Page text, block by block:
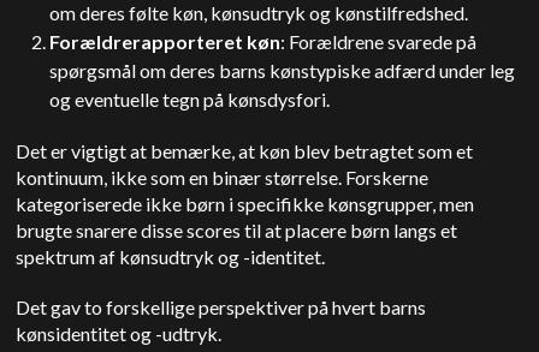
om deres følte køn, kønsudtryk og kønstilfredshed.
Forældrerapporteret køn: Forældrene svarede på
spørgsmål om deres barns kønstypiske adfærd under leg
og eventuelle tegn på kønsdysfori.
Det er vigtigt at bemærke, at køn blev betragtet som et
kontinuum, ikke som en binær størrelse. Forskerne
kategoriserede ikke børn i specifikke kønsgrupper, men
brugte snarere disse scores til at placere børn langs et
spektrum af kønsudtryk og -identitet.
Det gav to forskellige perspektiver på hvert barns
kønsidentitet og -udtryk.